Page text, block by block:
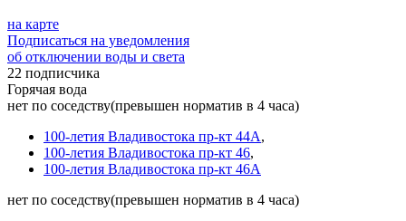
на карте
Подписаться на уведомления
об отключении воды и света
22 подписчика
Горячая вода
нет по соседству(превышен норматив в 4 часа)
100-летия Владивостока пр-кт 44А,
100-летия Владивостока пр-кт 46,
100-летия Владивостока пр-кт 46А
нет по соседству(превышен норматив в 4 часа)